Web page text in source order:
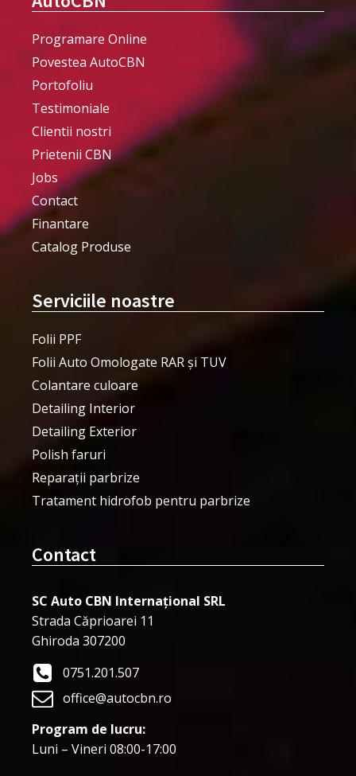
Programare Online
Povestea AutoCBN
Portofoliu
Testimoniale
Clientii nostri
Prietenii CBN
Jobs
Contact
Finantare
Catalog Produse
Serviciile noastre
Folii PPF
Folii Auto Omologate RAR și TUV
Colantare culoare
Detailing Interior
Detailing Exterior
Polish faruri
Reparații parbrize
Tratament hidrofob pentru parbrize
Contact
SC Auto CBN Internațional SRL
Strada Căprioarei 11
Ghiroda 307200
0751.201.507
office@autocbn.ro
Program de lucru:
Luni – Vineri 08:00-17:00